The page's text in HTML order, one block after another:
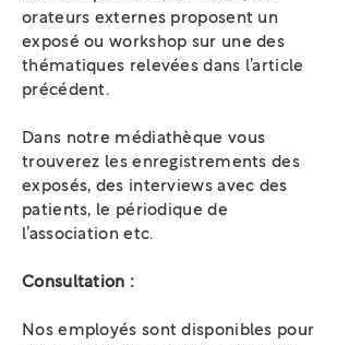
orateurs externes proposent un
exposé ou workshop sur une des
thématiques relevées dans l’article
précédent.
Dans notre médiathèque vous
trouverez les enregistrements des
exposés, des interviews avec des
patients, le périodique de
l’association etc.
Consultation :
Nos employés sont disponibles pour